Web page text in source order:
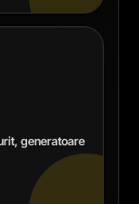
generatoare